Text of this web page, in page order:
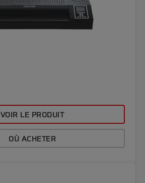
VOIR LE PRODUIT
OÙ ACHETER